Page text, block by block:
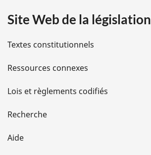
i
l
s
d
e
l
Site Web de la législation
Textes constitutionnels
Ressources connexes
Lois et règlements codifiés
Recherche
Aide